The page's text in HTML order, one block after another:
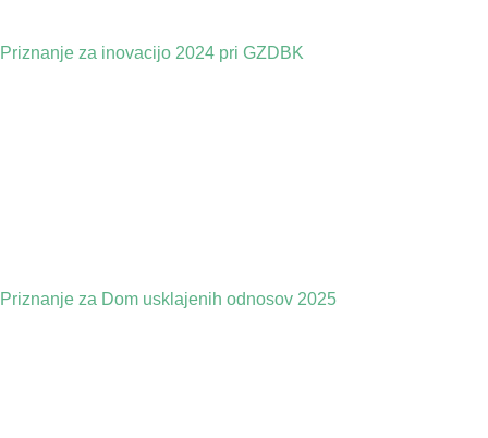
Priznanje za inovacijo 2024 pri GZDBK
Priznanje za Dom usklajenih odnosov 2025